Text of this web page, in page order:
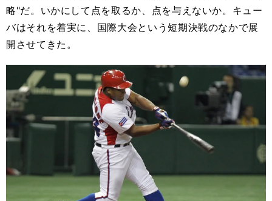
略"だ。いかにして点を取るか、点を与えないか。キュー
バはそれを着実に、国際大会という短期決戦のなかで展
開させてきた。